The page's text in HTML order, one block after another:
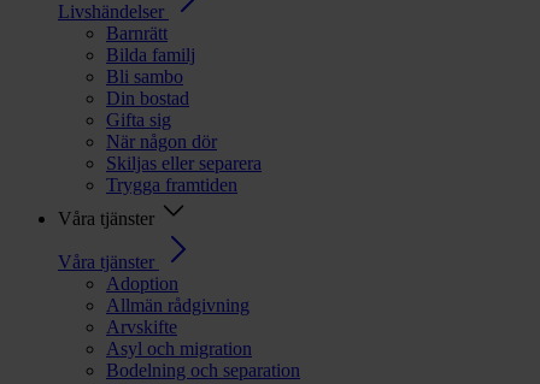
Livshändelser
Barnrätt
Bilda familj
Bli sambo
Din bostad
Gifta sig
När någon dör
Skiljas eller separera
Trygga framtiden
Våra tjänster
Våra tjänster
Adoption
Allmän rådgivning
Arvskifte
Asyl och migration
Bodelning och separation